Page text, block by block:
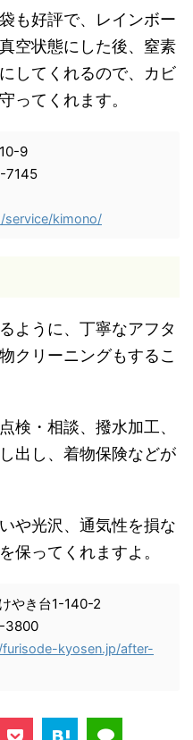
も好評で、レインボー
空状態にした後、窒素
してくれるので、カビ
ってくれます。
9
7145
service/kimono/
ように、丁寧なアフタ
クリーニングもするこ
検・相談、撥水加工、
出し、着物保険などが
や光沢、通気性を損な
保ってくれますよ。
やき台1-140-2
3800
kyosen.jp/after-